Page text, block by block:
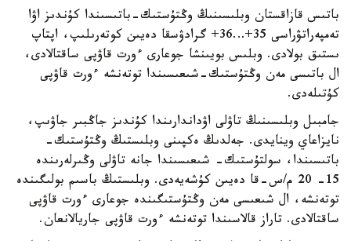
باتىس قازاقستان وبلىسىنىڭ وڭتۇستىك-باتىسىندا كۇندىز اۋا
تەمپەراتۋراسى 35+…36+ گرادۋسقا دەيىن كوتەرىلىپ، اپتاپ
ىستىق بولادى. وبلىس بويىنشا جوعارى ءورت قاۋپى ساقتالادى،
ال باتىسى مەن وڭتۇستىك-شىعىسىندا توتەنشە ءورت قاۋپى
كۇتىلەدى.
جامبىل وبلىسىنىڭ تاۋلى اۋداندارىندا كۇندىز جاڭبىر جاۋىپ،
نايزاعاي وينايدى. جەلدىڭ ەكپىنى وبلىستىڭ وڭتۇستىك-
باتىسىندا، سولتۇستىك- شىعىسىندا جانە تاۋلى وڭىرلەرىندە
15- 20 م/س-قا دەيىن كۇشەيەدى. وبلىستىڭ باسىم بولىگىندە
توتەنشە، ال شىعىسى مەن وڭتۇستىگىندە جوعارى ءورت قاۋپى
ساقتالادى. تاراز قالاسىندا توتەنشە ءورت قاۋپى جاريالانعان.